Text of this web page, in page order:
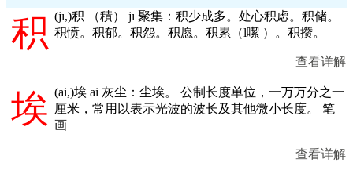
积 (jī,)积 （積） jī 聚集：积少成多。处心积虑。积储。
积愤。积郁。积怨。积愿。积累（l噄 ）。积攒。
查看详解
埃 (āi,)埃 āi 灰尘：尘埃。 公制长度单位，一万万分之一
厘米，常用以表示光波的波长及其他微小长度。 笔
画
查看详解